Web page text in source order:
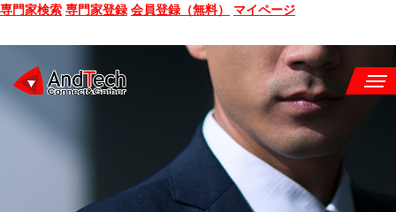
専門家検索 専門家登録 会員登録（無料） マイページ
CONSULTING